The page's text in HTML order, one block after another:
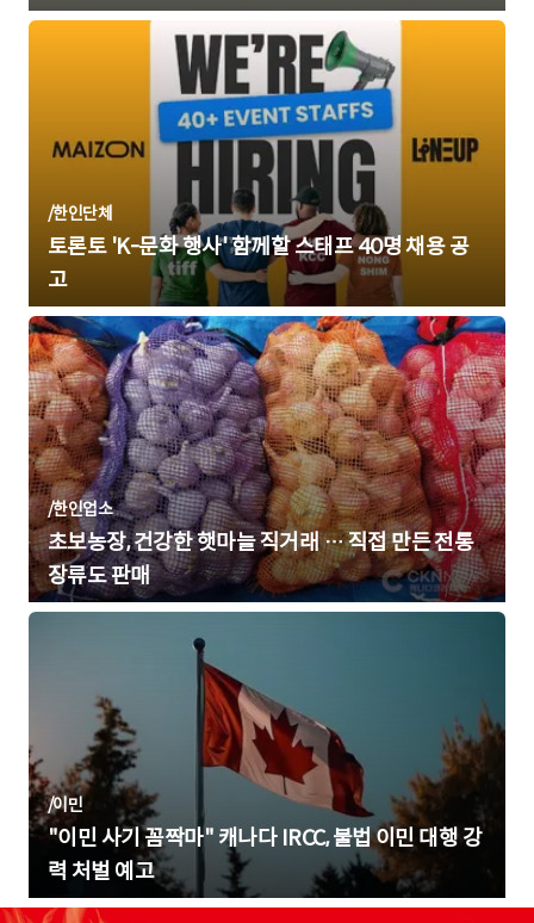
/한인단체
토론토 'K-문화 행사' 함께할 스태프 40명 채용 공
고
/한인업소
초보농장, 건강한 햇마늘 직거래 … 직접 만든 전통
장류도 판매
/이민
"이민 사기 꼼짝마" 캐나다 IRCC, 불법 이민 대행 강
력 처벌 예고